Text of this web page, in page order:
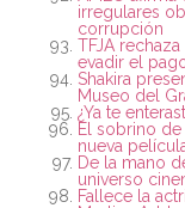
irregulares
corrupción
TFJA
evadir el
Shakira
Museo del
¿Ya te
El sobrino
nueva
De la mano
universo
Fallece la